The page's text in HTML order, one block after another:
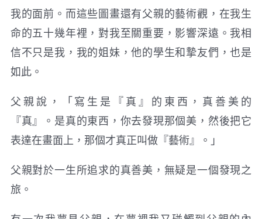
我的面前。而這些圖畫還有父親的藝術觀，在我生
命的五十幾年裡，對我至關重要，影響深遠。我相
信不只是我，我的姐妹，他的學生和摯友們，也是
如此。
父親說，「寫生是『真』的東西，真善美的
『真』。是真的東西，你去發現那個美，然後把它
表達在畫面上，那個才真正叫做『藝術』。」
父親對於一生所追求的真善美，無疑是一個發現之
旅。